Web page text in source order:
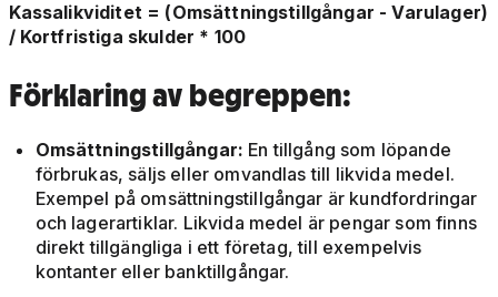
Kassalikviditet = (Omsättningstillgångar - Varulager)
/ Kortfristiga skulder * 100
Förklaring av begreppen:
Omsättningstillgångar: En tillgång som löpande
förbrukas, säljs eller omvandlas till likvida medel.
Exempel på omsättningstillgångar är kundfordringar
och lagerartiklar. Likvida medel är pengar som finns
direkt tillgängliga i ett företag, till exempelvis
kontanter eller banktillgångar.